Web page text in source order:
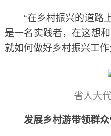
“在乡村振兴的道路
是一名实践者，在这想
就如何做好乡村振兴工作
省人大
发展乡村游带领群众